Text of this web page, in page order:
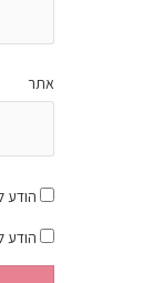
אתר
הודע
הודע